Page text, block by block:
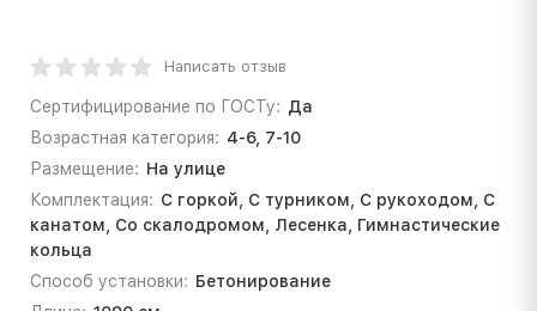
Написать отзыв
Сертифицирование по ГОСТу: Да
Возрастная категория: 4-6, 7-10
Размещение: На улице
Комплектация: С горкой, С турником, С рукоходом, С
канатом, Со скалодромом, Лесенка, Гимнастические
кольца
Способ установки: Бетонирование